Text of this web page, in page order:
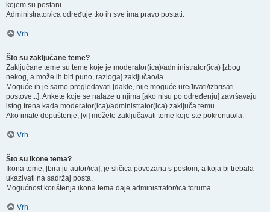
kojem su postani.
Administrator/ica određuje tko ih sve ima pravo postati.
Vrh
Što su zaključane teme?
Zaključane teme su teme koje je moderator(ica)/administrator(ica) [zbog
nekog, a može ih biti puno, razloga] zaključao/la.
Moguće ih je samo pregledavati [dakle, nije moguće uređivati/izbrisati...
postove...]. Ankete koje se nalaze u njima [ako nisu po određenju] završavaju
istog trena kada moderator(ica)/administrator(ica) zaključa temu.
Ako imate dopuštenje, [vi] možete zaključavati teme koje ste pokrenuo/la.
Vrh
Što su ikone tema?
Ikona teme, [bira ju autor/ica], je sličica povezana s postom, a koja bi trebala
ukazivati na sadržaj posta.
Mogućnost korištenja ikona tema daje administrator/ica foruma.
Vrh